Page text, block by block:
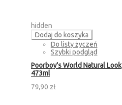
hidden
Dodaj do koszyka
Do listy życzeń
Szybki podgląd
Poorboy's World Natural Look
473ml
79,90 zł